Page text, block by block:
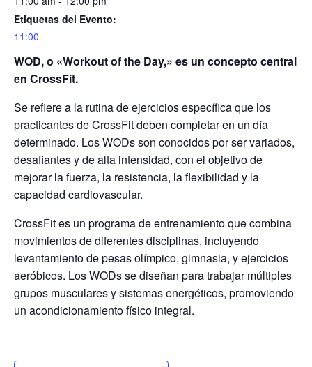
Etiquetas del Evento:
11:00
WOD, o «Workout of the Day,» es un concepto central
en CrossFit.
Se refiere a la rutina de ejercicios específica que los
practicantes de CrossFit deben completar en un día
determinado. Los WODs son conocidos por ser variados,
desafiantes y de alta intensidad, con el objetivo de
mejorar la fuerza, la resistencia, la flexibilidad y la
capacidad cardiovascular.
CrossFit es un programa de entrenamiento que combina
movimientos de diferentes disciplinas, incluyendo
levantamiento de pesas olímpico, gimnasia, y ejercicios
aeróbicos. Los WODs se diseñan para trabajar múltiples
grupos musculares y sistemas energéticos, promoviendo
un acondicionamiento físico integral.